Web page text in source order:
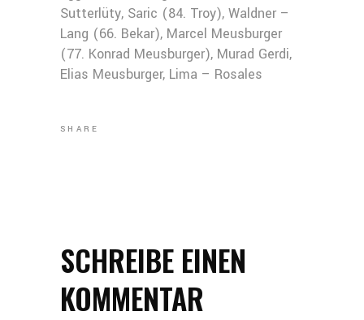
Sutterlüty, Saric (84. Troy), Waldner –
Lang (66. Bekar), Marcel Meusburger
(77. Konrad Meusburger), Murad Gerdi,
Elias Meusburger, Lima – Rosales
SHARE
SCHREIBE EINEN
KOMMENTAR